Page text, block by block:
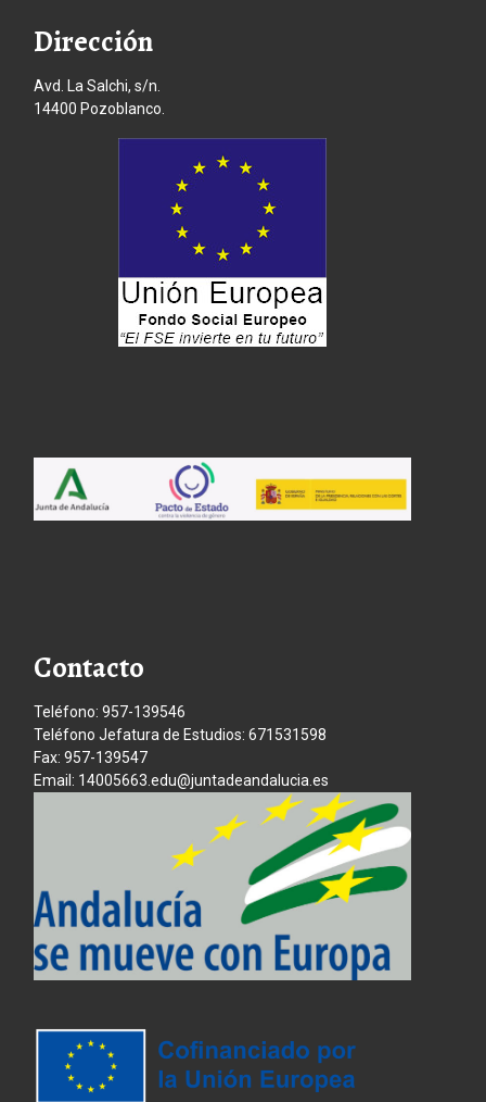
Dirección
Avd. La Salchi, s/n.
14400 Pozoblanco.
Contacto
Teléfono: 957-139546
Teléfono Jefatura de Estudios: 671531598
Fax: 957-139547
Email: 14005663.edu@juntadeandalucia.es